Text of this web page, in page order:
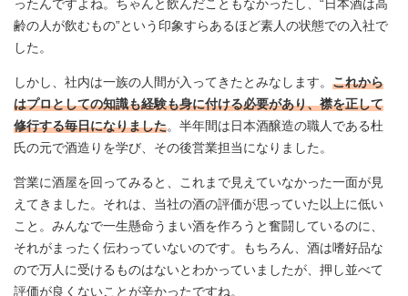
ったんですよね。ちゃんと飲んだこともなかったし、“日本酒は高
齢の人が飲むもの”という印象すらあるほど素人の状態での入社で
した。
しかし、社内は一族の人間が入ってきたとみなします。 これから
はプロとしての知識も経験も身に付ける必要があり、襟を正して
修行する毎日になりました。半年間は日本酒醸造の職人である杜
氏の元で酒造りを学び、その後営業担当になりました。
営業に酒屋を回ってみると、これまで見えていなかった一面が見
えてきました。それは、当社の酒の評価が思っていた以上に低い
こと。みんなで一生懸命うまい酒を作ろうと奮闘しているのに、
それがまったく伝わっていないのです。もちろん、酒は嗜好品な
ので万人に受けるものはないとわかっていましたが、押し並べて
評価が良くないことが辛かったですね。